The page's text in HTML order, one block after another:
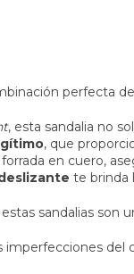
perfecta
, esta sandalia no
, que
forrada en cuero,
te brinda
sandalias son
imperfecciones del